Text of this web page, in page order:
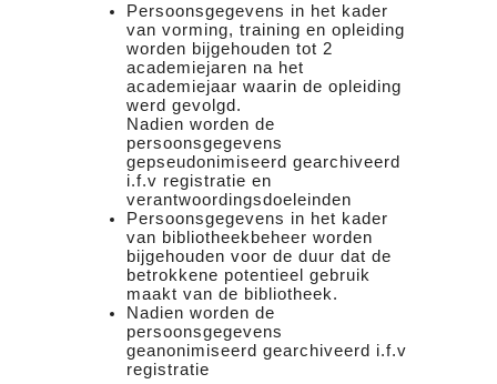
Persoonsgegevens in het kader
van vorming, training en opleiding
worden bijgehouden tot 2
academiejaren na het
academiejaar waarin de opleiding
werd gevolgd.
Nadien worden de
persoonsgegevens
gepseudonimiseerd gearchiveerd
i.f.v registratie en
verantwoordingsdoeleinden
Persoonsgegevens in het kader
van bibliotheekbeheer worden
bijgehouden voor de duur dat de
betrokkene potentieel gebruik
maakt van de bibliotheek.
Nadien worden de
persoonsgegevens
geanonimiseerd gearchiveerd i.f.v
registratie